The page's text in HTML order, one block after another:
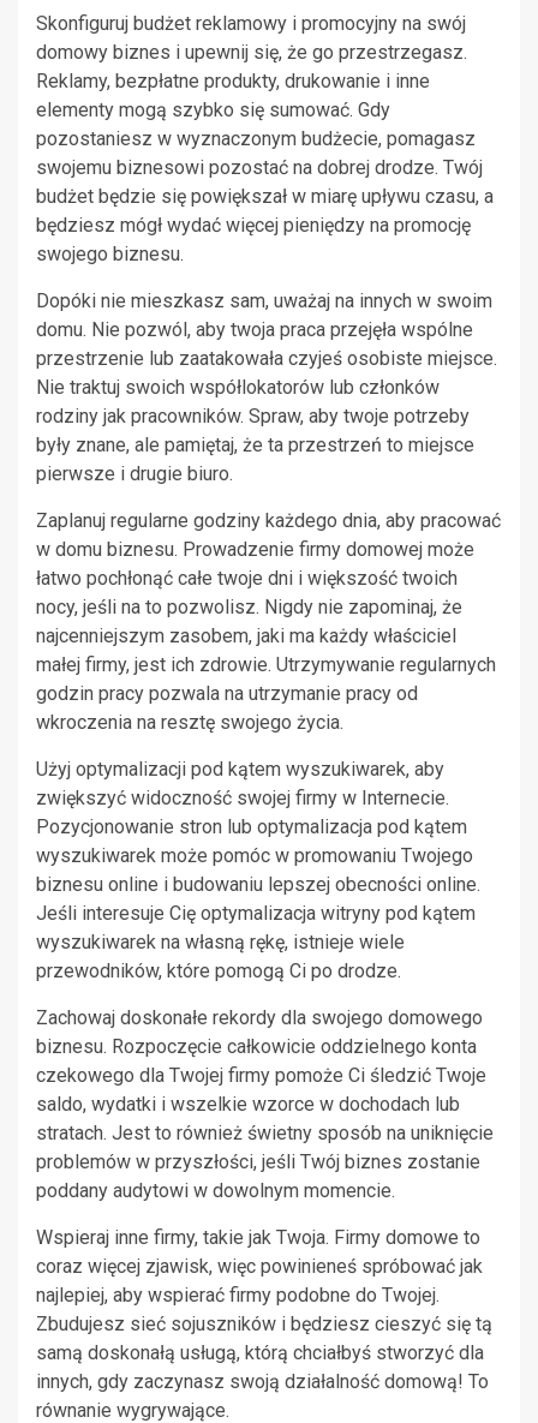
Skonfiguruj budżet reklamowy i promocyjny na swój
domowy biznes i upewnij się, że go przestrzegasz.
Reklamy, bezpłatne produkty, drukowanie i inne
elementy mogą szybko się sumować. Gdy
pozostaniesz w wyznaczonym budżecie, pomagasz
swojemu biznesowi pozostać na dobrej drodze. Twój
budżet będzie się powiększał w miarę upływu czasu, a
będziesz mógł wydać więcej pieniędzy na promocję
swojego biznesu.
Dopóki nie mieszkasz sam, uważaj na innych w swoim
domu. Nie pozwól, aby twoja praca przejęła wspólne
przestrzenie lub zaatakowała czyjeś osobiste miejsce.
Nie traktuj swoich współlokatorów lub członków
rodziny jak pracowników. Spraw, aby twoje potrzeby
były znane, ale pamiętaj, że ta przestrzeń to miejsce
pierwsze i drugie biuro.
Zaplanuj regularne godziny każdego dnia, aby pracować
w domu biznesu. Prowadzenie firmy domowej może
łatwo pochłonąć całe twoje dni i większość twoich
nocy, jeśli na to pozwolisz. Nigdy nie zapominaj, że
najcenniejszym zasobem, jaki ma każdy właściciel
małej firmy, jest ich zdrowie. Utrzymywanie regularnych
godzin pracy pozwala na utrzymanie pracy od
wkroczenia na resztę swojego życia.
Użyj optymalizacji pod kątem wyszukiwarek, aby
zwiększyć widoczność swojej firmy w Internecie.
Pozycjonowanie stron lub optymalizacja pod kątem
wyszukiwarek może pomóc w promowaniu Twojego
biznesu online i budowaniu lepszej obecności online.
Jeśli interesuje Cię optymalizacja witryny pod kątem
wyszukiwarek na własną rękę, istnieje wiele
przewodników, które pomogą Ci po drodze.
Zachowaj doskonałe rekordy dla swojego domowego
biznesu. Rozpoczęcie całkowicie oddzielnego konta
czekowego dla Twojej firmy pomoże Ci śledzić Twoje
saldo, wydatki i wszelkie wzorce w dochodach lub
stratach. Jest to również świetny sposób na uniknięcie
problemów w przyszłości, jeśli Twój biznes zostanie
poddany audytowi w dowolnym momencie.
Wspieraj inne firmy, takie jak Twoja. Firmy domowe to
coraz więcej zjawisk, więc powinieneś spróbować jak
najlepiej, aby wspierać firmy podobne do Twojej.
Zbudujesz sieć sojuszników i będziesz cieszyć się tą
samą doskonałą usługą, którą chciałbyś stworzyć dla
innych, gdy zaczynasz swoją działalność domową! To
równanie wygrywające.